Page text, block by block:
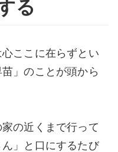
る
ここに在らずとい
」のことが頭から
の近くまで行って
」と口にするたび